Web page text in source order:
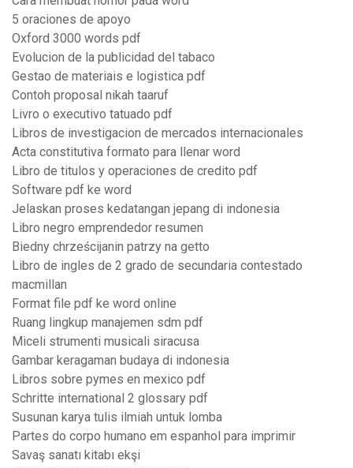
5 oraciones de apoyo
Oxford 3000 words pdf
Evolucion de la publicidad del tabaco
Gestao de materiais e logistica pdf
Contoh proposal nikah taaruf
Livro o executivo tatuado pdf
Libros de investigacion de mercados internacionales
Acta constitutiva formato para llenar word
Libro de titulos y operaciones de credito pdf
Software pdf ke word
Jelaskan proses kedatangan jepang di indonesia
Libro negro emprendedor resumen
Biedny chrześcijanin patrzy na getto
Libro de ingles de 2 grado de secundaria contestado
macmillan
Format file pdf ke word online
Ruang lingkup manajemen sdm pdf
Miceli strumenti musicali siracusa
Gambar keragaman budaya di indonesia
Libros sobre pymes en mexico pdf
Schritte international 2 glossary pdf
Susunan karya tulis ilmiah untuk lomba
Partes do corpo humano em espanhol para imprimir
Savaş sanatı kitabı ekşi